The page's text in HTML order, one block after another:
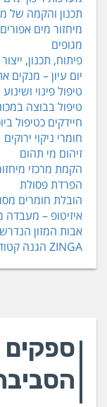
תכנון והקמה של
מיחזור מים אפורים
מגופים
פיתוח, תכנון,
יום עיון – מנקים
טיפול פינוי
טיפול בבוצה
חיידקים כטיפול
חומרי ניקוי ירוקים
זיהום מי תהום
הקמת מרכזי
הפרדת פסולת
הובלת חומרים
איזיטופ – מעבדה
אבות המזון
ZINGA הגנה קטודית אקטיבית ופסיבית
ספקים